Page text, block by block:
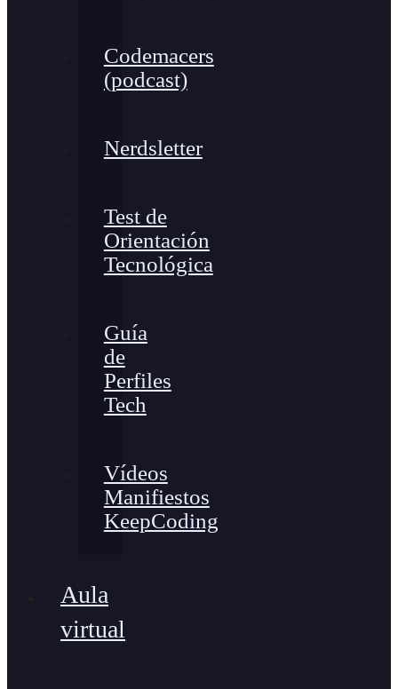
Codemacers
(podcast)
Nerdsletter
Test de
Orientación
Tecnológica
Guía
de
Perfiles
Tech
Vídeos
Manifiestos
KeepCoding
Aula
virtual